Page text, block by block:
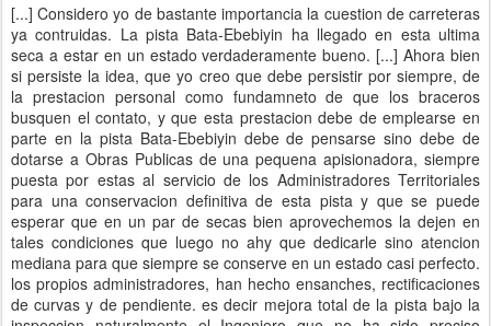
[...] Considero yo de bastante importancia la cuestion de carreteras
ya contruidas. La pista Bata-Ebebiyin ha llegado en esta ultima
seca a estar en un estado verdaderamente bueno. [...] Ahora bien
si persiste la idea, que yo creo que debe persistir por siempre, de
la prestacion personal como fundamneto de que los braceros
busquen el contato, y que esta prestacion debe de emplearse en
parte en la pista Bata-Ebebiyin debe de pensarse sino debe de
dotarse a Obras Publicas de una pequena apisionadora, siempre
puesta por estas al servicio de los Administradores Territoriales
para una conservacion definitiva de esta pista y que se puede
esperar que en un par de secas bien aprovechemos la dejen en
tales condiciones que luego no ahy que dedicarle sino atencion
mediana para que siempre se conserve en un estado casi perfecto.
los propios administradores, han hecho ensanches, rectificaciones
de curvas y de pendiente. es decir mejora total de la pista bajo la